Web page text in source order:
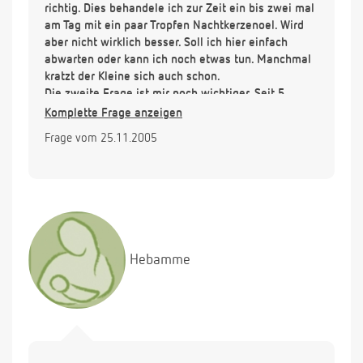
richtig. Dies behandele ich zur Zeit ein bis zwei mal
am Tag mit ein paar Tropfen Nachtkerzenoel. Wird
aber nicht wirklich besser. Soll ich hier einfach
abwarten oder kann ich noch etwas tun. Manchmal
kratzt der Kleine sich auch schon.
Die zweite Frage ist mir noch wichtiger, Seit 5
Wochen tränt ein Auge immer mal wieder mehr oder
eitrig. Meine Hebamme hat mir damals Euprasia
Augentropfen geraten. Die gebe ich ihm jetzt seit
einer Woche täglich einen Tropfen. Es ist aber
immer noch nicht weg. Ich kann auch nicht
beurteilen wie schlimm die Sache ist, das andere
Auge ist vollkommen reizlos, mit diesem Auge
fließen beim weinen Tränen, nach längerem
Komplette Frage anzeigen
Frage vom 25.11.2005
Hebamme